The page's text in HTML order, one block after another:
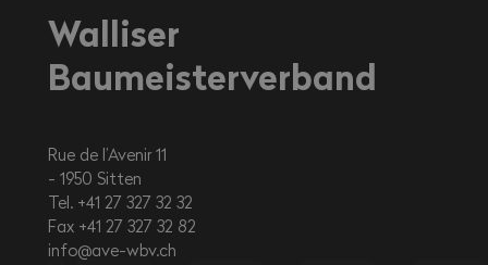
Walliser
Baumeisterverband
Rue de l’Avenir 11
1950 Sitten
Tel. +41 27 327 32 32
Fax +41 27 327 32 82
info@ave-wbv.ch